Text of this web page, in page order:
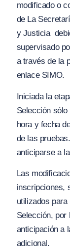
modificado o
de La
y Justicia
supervisado
a través de la
enlace SIMO.
Iniciada la
Selección
hora y fecha
de las
anticiparse a
Las
inscripciones,
utilizados
Selección, por
anticipación a
adicional.